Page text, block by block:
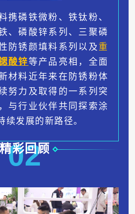
携磷铁微粉、铁钛粉、
、磷酸锌系列、三聚磷
防锈颜填料系列以及 重
酸锌等产品亮相，全面
材料近年来在防锈粉体
努力及取得的一系列突
与行业伙伴共同探索涂
续发展的新路径。
02
精彩回顾